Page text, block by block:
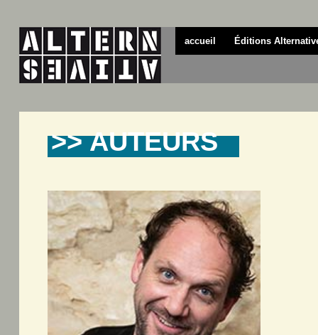
accueil Éditions
>> AUTEURS